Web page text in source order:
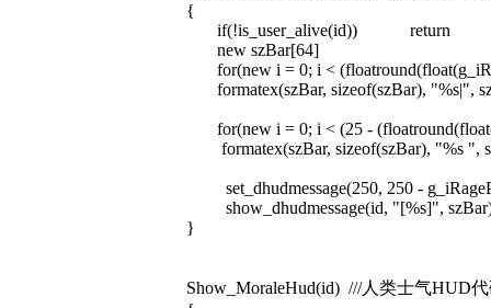
{
if(!is_user_alive(id)) return
new szBar[64]
for(new i = 0; i <
formatex(szBar, sizeof(szBar), "%s|",
for(new i = 0; i < (25 -
formatex(szBar, sizeof(szBar), "%s ",
set_dhudmessage(250, 250 -
show_dhudmessage(id, "[%s]",
}
Show_MoraleHud(id) ///人类士气HUD